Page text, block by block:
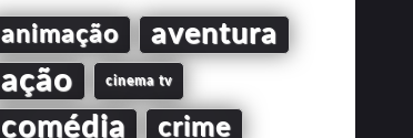
animação aventura
ação cinema tv
comédia crime